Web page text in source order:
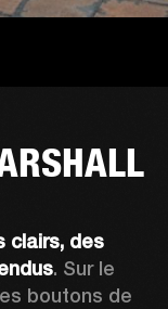
clairs, des
. Sur le
boutons de